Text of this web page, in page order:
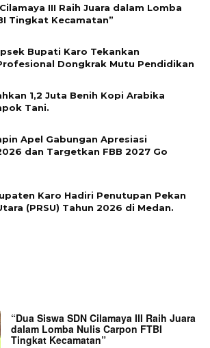
III Raih Juara dalam Lomba
Tingkat Kecamatan”
Bupati Karo Tekankan
Dongkrak Mutu Pendidikan
1,2 Juta Benih Kopi Arabika
Tani.
Apel Gabungan Apresiasi
dan Targetkan FBB 2027 Go
Karo Hadiri Penutupan Pekan
(PRSU) Tahun 2026 di Medan.
“Dua Siswa SDN Cilamaya III Raih Juara
dalam Lomba Nulis Carpon FTBI
Tingkat Kecamatan”